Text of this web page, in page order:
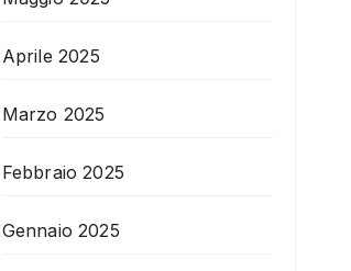
Aprile 2025
Marzo 2025
Febbraio 2025
Gennaio 2025